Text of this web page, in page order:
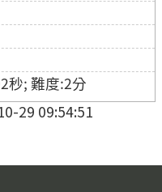
秒; 難度:2分
29 09:54:51